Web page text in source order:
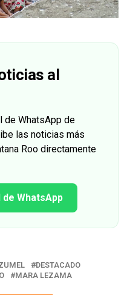
al
de WhatsApp de
las noticias más
Roo directamente
WhatsApp
DESTACADO
MARA LEZAMA